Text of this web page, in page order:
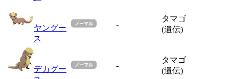
ヤングー
ス
-
タマゴ
(遺伝)
デカグー
-
タマゴ
(遺伝)